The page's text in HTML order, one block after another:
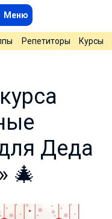
Меню
Репетиторы Курсы
Деда
🎄